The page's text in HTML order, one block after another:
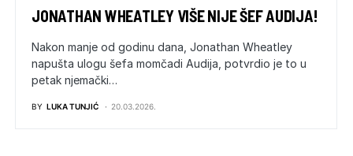
JONATHAN WHEATLEY VIŠE NIJE ŠEF AUDIJA!
Nakon manje od godinu dana, Jonathan Wheatley
napušta ulogu šefa momčadi Audija, potvrdio je to u
petak njemački…
BY LUKA TUNJIĆ 20.03.2026.